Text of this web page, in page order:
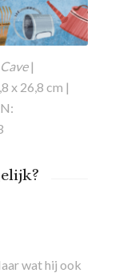
|
x 26,8 cm |
wat hij ook